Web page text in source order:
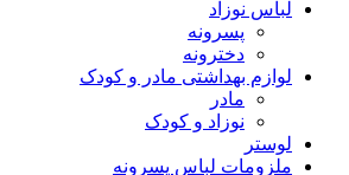
لباس نوزاد
پسرونه
دخترونه
لوازم بهداشتی مادر و کودک
مادر
نوزاد و کودک
لوستر
ملزومات لباس پسرونه